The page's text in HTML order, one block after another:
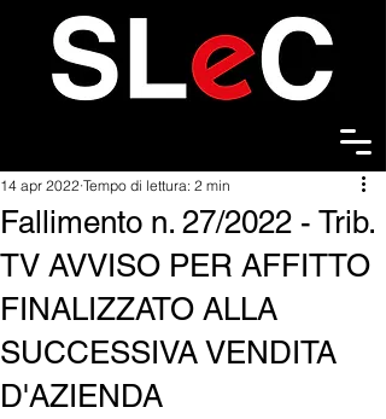
Fallimento n. 27/2022 - Trib.
TV AVVISO PER AFFITTO
FINALIZZATO ALLA
SUCCESSIVA VENDITA
D'AZIENDA
14 apr 2022 Tempo di lettura: 2 min